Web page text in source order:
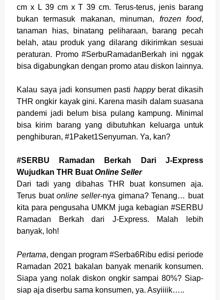
cm x L 39 cm x T 39 cm. Terus-terus, jenis barang
bukan termasuk makanan, minuman, frozen food,
tanaman hias, binatang peliharaan, barang pecah
belah, atau produk yang dilarang dikirimkan sesuai
peraturan. Promo #SerbuRamadanBerkah ini nggak
bisa digabungkan dengan promo atau diskon lainnya.
Kalau saya jadi konsumen pasti happyberat dikasih
THR ongkir kayak gini. Karena masih dalam suasana
pandemi jadi belum bisa pulang kampung. Minimal
bisa kirim barang yang dibutuhkan keluarga untuk
penghiburan, #1Paket1Senyuman. Ya, kan?
#SERBU Ramadan Berkah Dari J-Express
Wujudkan THR Buat Online Seller
Dari tadi yang dibahas THR buat konsumen aja.
Terus buatonline seller-nya gimana? Tenang… buat
kita para pengusaha UMKM juga kebagian #SERBU
Ramadan Berkah dari J-Express. Malah lebih
banyak, loh!
Pertama, dengan program #Serba6Ribu edisi periode
Ramadan 2021 bakalan banyak menarik konsumen.
Siapa yang nolak diskon ongkir sampai 80%? Siap-
siap aja diserbu sama konsumen, ya. Asyiiiik…..